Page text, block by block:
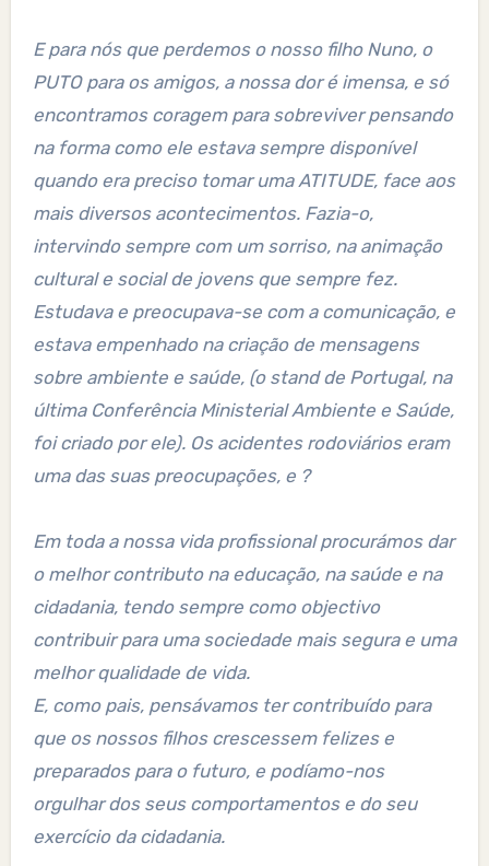
E para nós que perdemos o nosso filho Nuno, o
PUTO para os amigos, a nossa dor é imensa, e só
encontramos coragem para sobreviver pensando
na forma como ele estava sempre disponível
quando era preciso tomar uma ATITUDE, face aos
mais diversos acontecimentos. Fazia-o,
intervindo sempre com um sorriso, na animação
cultural e social de jovens que sempre fez.
Estudava e preocupava-se com a comunicação, e
estava empenhado na criação de mensagens
sobre ambiente e saúde, (o stand de Portugal, na
última Conferência Ministerial Ambiente e Saúde,
foi criado por ele). Os acidentes rodoviários eram
uma das suas preocupações, e ?
Em toda a nossa vida profissional procurámos dar
o melhor contributo na educação, na saúde e na
cidadania, tendo sempre como objectivo
contribuir para uma sociedade mais segura e uma
melhor qualidade de vida.
E, como pais, pensávamos ter contribuído para
que os nossos filhos crescessem felizes e
preparados para o futuro, e podíamo-nos
orgulhar dos seus comportamentos e do seu
exercício da cidadania.